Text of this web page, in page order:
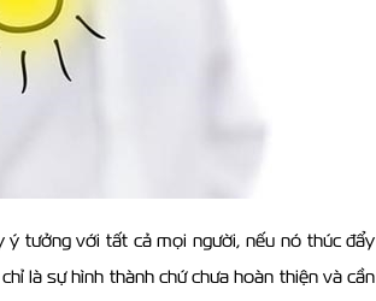
ý tưởng với tất cả mọi người, nếu nó thúc đẩy
là sự hình thành chứ chưa hoàn thiện và cần